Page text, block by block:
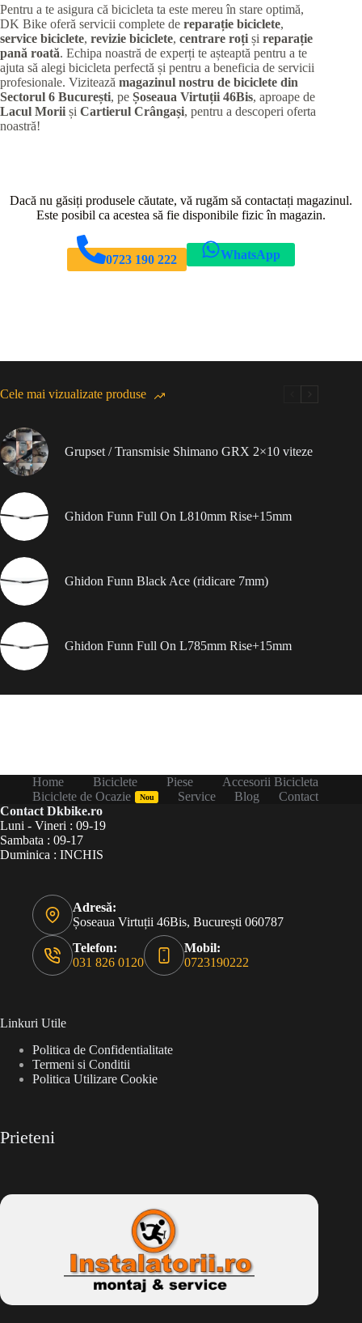
Pentru a te asigura că bicicleta ta este mereu în stare optimă,
DK Bike oferă servicii complete de reparație biciclete,
service biciclete, revizie biciclete, centrare roți și reparație
pană roată. Echipa noastră de experți te așteaptă pentru a te
ajuta să alegi bicicleta perfectă și pentru a beneficia de servicii
profesionale. Vizitează magazinul nostru de biciclete din
Sectorul 6 București, pe Șoseaua Virtuții 46Bis, aproape de
Lacul Morii și Cartierul Crângași, pentru a descoperi oferta
noastră!
Dacă nu găsiți produsele căutate, vă rugăm să contactați magazinul.
Este posibil ca acestea să fie disponibile fizic în magazin.
0723 190 222 WhatsApp
Cele mai vizualizate produse
Grupset / Transmisie Shimano GRX 2×10 viteze
Ghidon Funn Full On L810mm Rise+15mm
Ghidon Funn Black Ace (ridicare 7mm)
Ghidon Funn Full On L785mm Rise+15mm
Home Biciclete Piese
Accesorii Bicicleta
Biciclete de Ocazie
Nou Service Blog
Contact
Contact Dkbike.ro
Luni - Vineri : 09-19
Sambata : 09-17
Duminica : INCHIS
Adresă:
Șoseaua Virtuții 46Bis, București 060787
Telefon:
031 826 0120
Mobil:
0723190222
Linkuri Utile
Politica de Confidentialitate
Termeni si Conditii
Politica Utilizare Cookie
Prieteni